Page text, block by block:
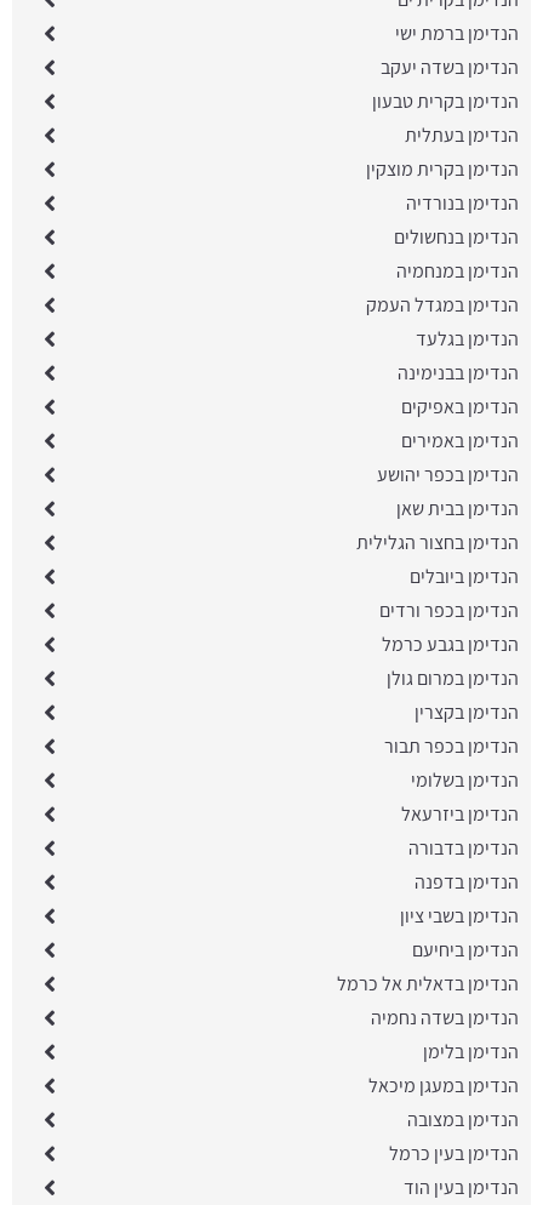
הנדימן ברמת ישי
הנדימן בשדה יעקב
הנדימן בקרית טבעון
הנדימן בעתלית
הנדימן בקרית מוצקין
הנדימן בנורדיה
הנדימן בנחשולים
הנדימן במנחמיה
הנדימן במגדל העמק
הנדימן בגלעד
הנדימן בבנימינה
הנדימן באפיקים
הנדימן באמירים
הנדימן בכפר יהושע
הנדימן בבית שאן
הנדימן בחצור הגלילית
הנדימן ביובלים
הנדימן בכפר ורדים
הנדימן בגבע כרמל
הנדימן במרום גולן
הנדימן בקצרין
הנדימן בכפר תבור
הנדימן בשלומי
הנדימן ביזרעאל
הנדימן בדבורה
הנדימן בדפנה
הנדימן בשבי ציון
הנדימן ביחיעם
הנדימן בדאלית אל כרמל
הנדימן בשדה נחמיה
הנדימן בלימן
הנדימן במעגן מיכאל
הנדימן במצובה
הנדימן בעין כרמל
הנדימן בעין הוד